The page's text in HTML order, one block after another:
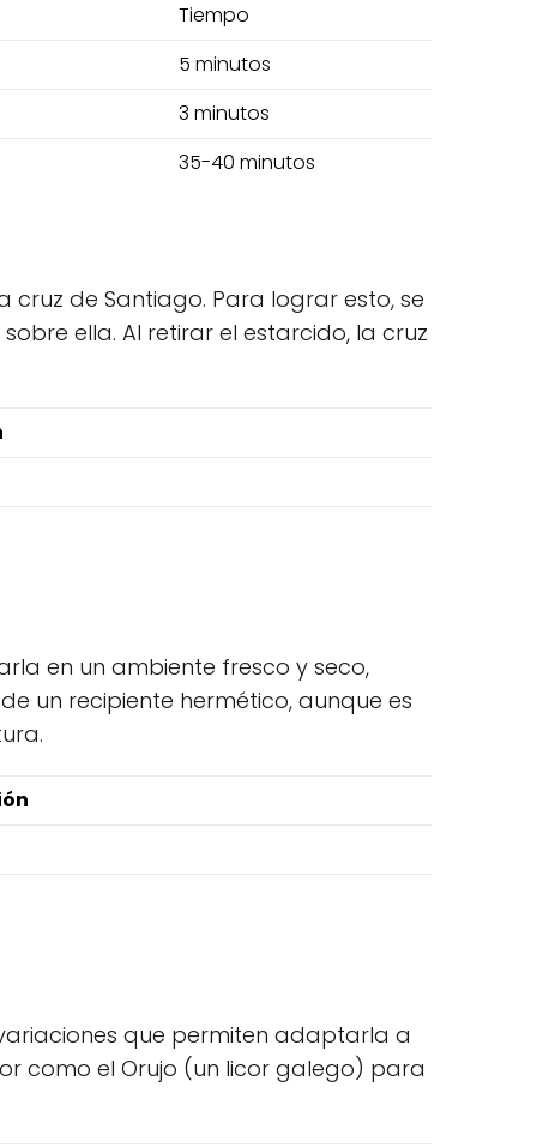
Tiempo
5 minutos
3 minutos
35-40 minutos
de Santiago. Para lograr esto, se
ella. Al retirar el estarcido, la cruz
en un ambiente fresco y seco,
un recipiente hermético, aunque es
que permiten adaptarla a
como el Orujo (un licor galego) para